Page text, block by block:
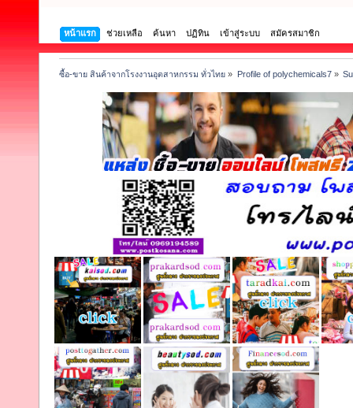
หน้าแรก ช่วยเหลือ ค้นหา ปฏิทิน เข้าสู่ระบบ สมัครสมาชิก
ซื้อ-ขาย สินค้าจากโรงงานอุตสาหกรรม ทั่วไทย » Profile of polychemicals7»